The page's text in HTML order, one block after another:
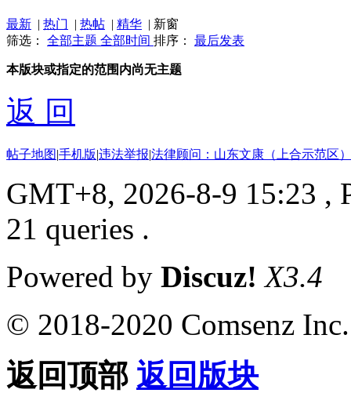
最新 | 热门 | 热帖 | 精华 | 新窗
筛选： 全部主题 全部时间 排序： 最后发表
本版块或指定的范围内尚无主题
返 回
帖子地图|手机版|违法举报|法律顾问：山东文康（上合示范区
GMT+8, 2026-8-9 15:23 ,
21 queries .
Powered by Discuz! X3.4
© 2018-2020 Comsenz Inc.
返回顶部 返回版块